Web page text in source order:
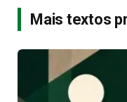
Mais textos